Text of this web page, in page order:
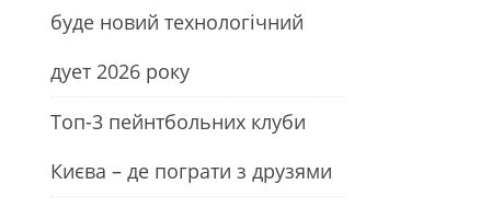
буде новий технологічний
дует 2026 року
Топ-3 пейнтбольних клуби
Києва – де пограти з друзями